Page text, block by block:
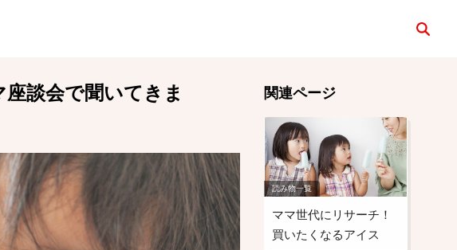
談会で聞いてきま
関連ページ
読み物一覧
ママ世代にリサーチ！
買いたくなるアイス